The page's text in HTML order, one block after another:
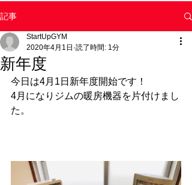
記事
新年度
StartUpGYM
2020年4月1日 読了時間: 1分
今日は4月1日新年度開始です！
4月になりジムの暖房機器を片付けまし
た。